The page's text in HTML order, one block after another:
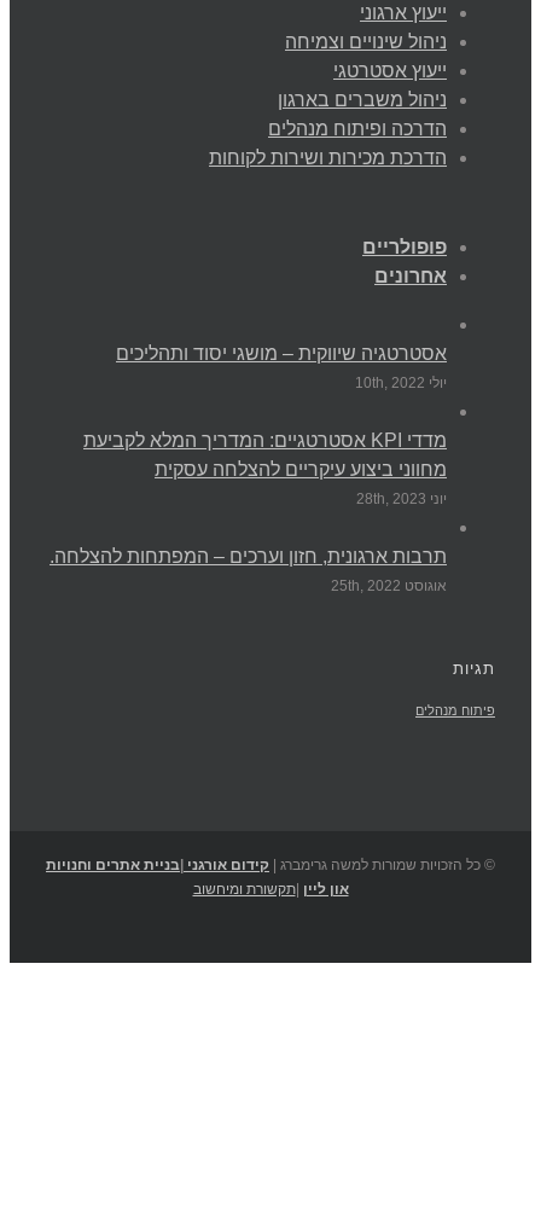
ייעוץ ארגוני
ניהול שינויים וצמיחה
ייעוץ אסטרטגי
ניהול משברים בארגון
הדרכה ופיתוח מנהלים
הדרכת מכירות ושירות לקוחות
פופולריים
אחרונים
אסטרטגיה שיווקית – מושגי יסוד ותהליכים
יולי 10th, 2022
מדדי KPI אסטרטגיים: המדריך המלא לקביעת
מחווני ביצוע עיקריים להצלחה עסקית
יוני 28th, 2023
תרבות ארגונית, חזון וערכים – המפתחות להצלחה.
אוגוסט 25th, 2022
תגיות
פיתוח מנהלים
© כל הזכויות שמורות למשה גרימברג | קידום אורגני בניית אתרים וחנויות
און ליין |תקשורת ומיחשוב